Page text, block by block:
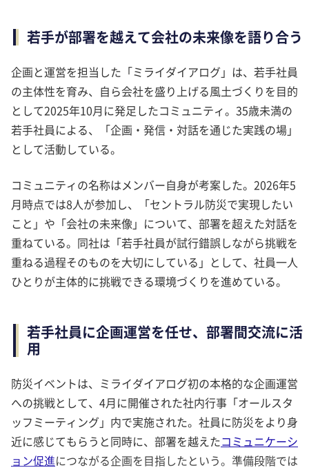
若手が部署を越えて会社の未来像を語り合う
企画と運営を担当した「ミライダイアログ」は、若手社員
の主体性を育み、自ら会社を盛り上げる風土づくりを目的
として2025年10月に発足したコミュニティ。35歳未満の
若手社員による、「企画・発信・対話を通じた実践の場」
として活動している。
コミュニティの名称はメンバー自身が考案した。2026年5
月時点では8人が参加し、「セントラル防災で実現したい
こと」や「会社の未来像」について、部署を超えた対話を
重ねている。同社は「若手社員が試行錯誤しながら挑戦を
重ねる過程そのものを大切にしている」として、社員一人
ひとりが主体的に挑戦できる環境づくりを進めている。
若手社員に企画運営を任せ、部署間交流に活
用
防災イベントは、ミライダイアログ初の本格的な企画運営
への挑戦として、4月に開催された社内行事「オールスタ
ッフミーティング」内で実施された。社員に防災をより身
近に感じてもらうと同時に、部署を越えたコミュニケーシ
ョン促進につながる企画を目指したという。準備段階では